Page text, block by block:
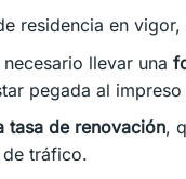
residencia en
llevar una
pegada al
tasa de renovación,
tráfico.